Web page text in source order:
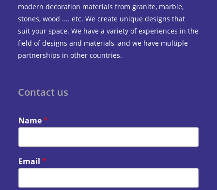
modern decoration materials from granite, marble,
stones, wood .... etc. We create unique designs that
suit your space. We have a variety of experiences in the
field of designs and materials, and we have multiple
partnerships in other countries.
Contact us
Name*
Email*